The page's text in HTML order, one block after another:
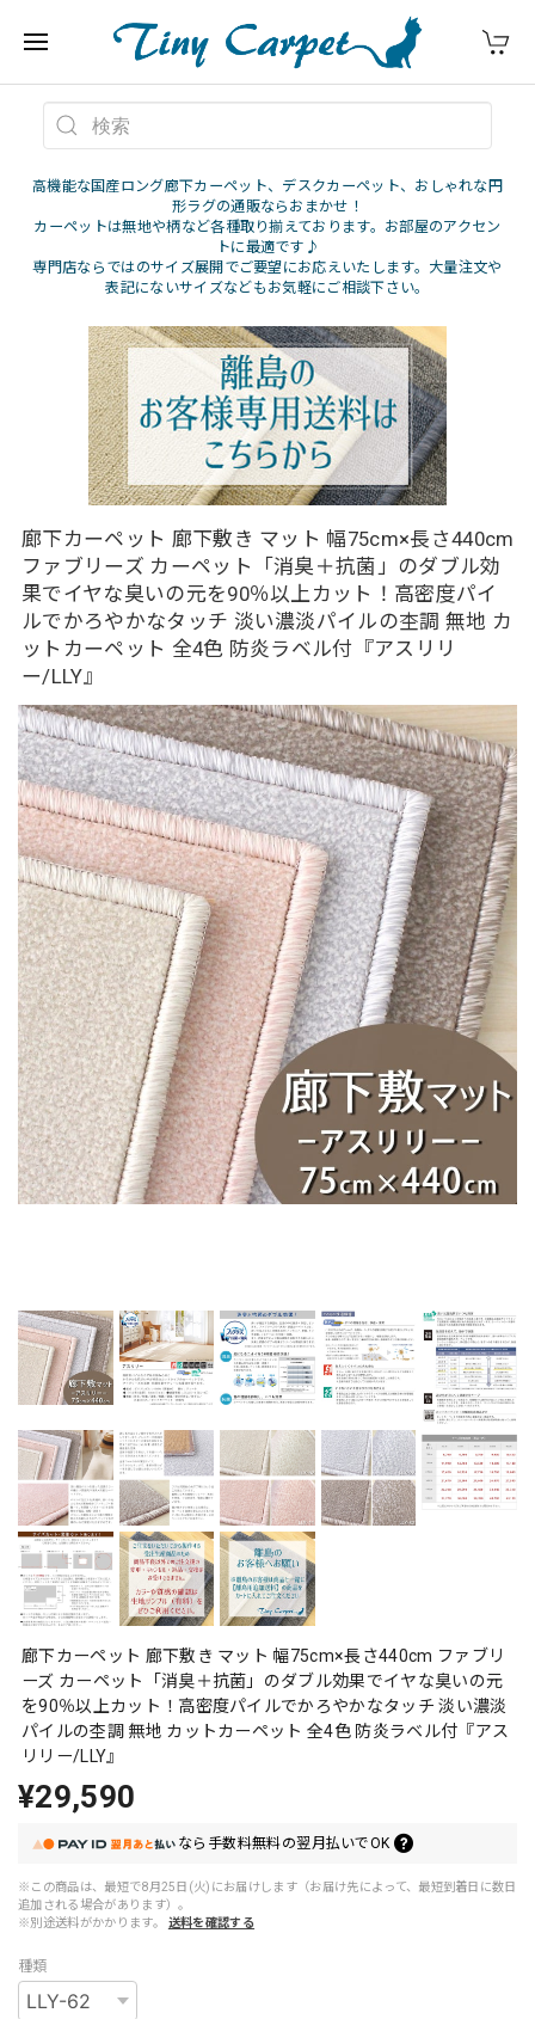
高機能な国産ロング廊下カーペット、デスクカーペット、おしゃれな円
形ラグの通販ならおまかせ！
カーペットは無地や柄など各種取り揃えております。お部屋のアクセン
トに最適です♪
専門店ならではのサイズ展開でご要望にお応えいたします。大量注文や
表記にないサイズなどもお気軽にご相談下さい。
廊下カーペット 廊下敷き マット 幅75cm×長さ440cm
ファブリーズ カーペット「消臭＋抗菌」のダブル効
果でイヤな臭いの元を90％以上カット！高密度パイ
ルでかろやかなタッチ 淡い濃淡パイルの杢調 無地 カ
ットカーペット 全4色 防炎ラベル付『アスリリ
ー/LLY』
廊下カーペット 廊下敷き マット 幅75cm×長さ440cm ファブリ
ーズ カーペット「消臭＋抗菌」のダブル効果でイヤな臭いの元
を90％以上カット！高密度パイルでかろやかなタッチ 淡い濃淡
パイルの杢調 無地 カットカーペット 全4色 防炎ラベル付『アス
リリー/LLY』
¥29,590
なら 手数料無料の翌月払いでOK
※この商品は、最短で8月25日(火)にお届けします（お届け先によって、最短到着日に数日
追加される場合があります）。
※別途送料がかかります。
送料を確認する
種類